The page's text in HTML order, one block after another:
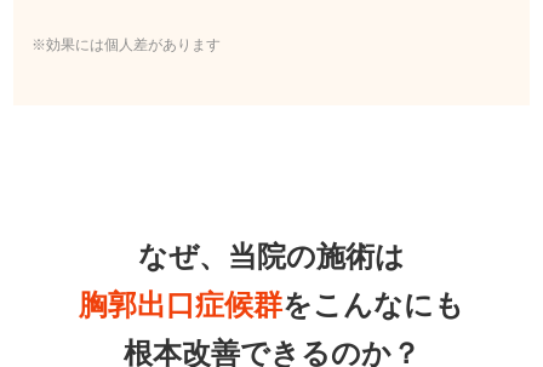
※効果には個人差があります
なぜ、当院の施術は
胸郭出口症候群をこんなにも
根本改善できるのか？